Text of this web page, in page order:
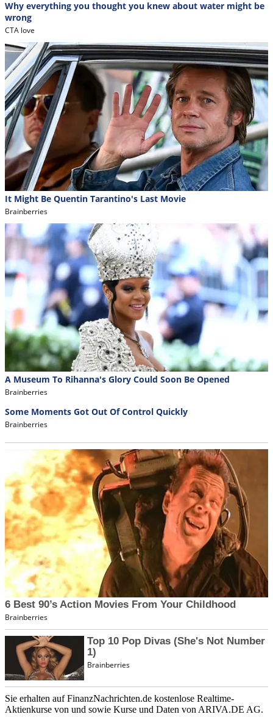
Sie erhalten auf FinanzNachrichten.de kostenlose Realtime-
Aktienkurse von und sowie Kurse und Daten von ARIVA.DE AG.